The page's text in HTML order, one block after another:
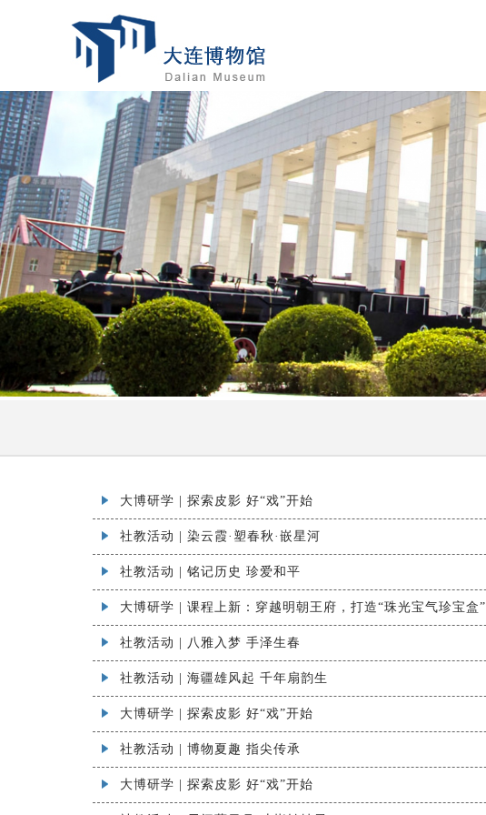
大博研学 | 探索皮影 好“戏”开始
社教活动 | 染云霞·塑春秋·嵌星河
社教活动 | 铭记历史 珍爱和平
大博研学 | 课程上新：穿越明朝王府，打造“珠光宝气珍宝盒”
社教活动 | 八雅入梦 手泽生春
社教活动 | 海疆雄风起 千年扇韵生
大博研学 | 探索皮影 好“戏”开始
社教活动 | 博物夏趣 指尖传承
大博研学 | 探索皮影 好“戏”开始